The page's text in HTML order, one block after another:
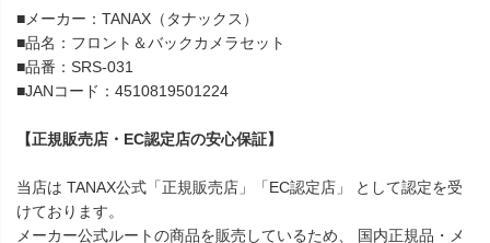
■メーカー：TANAX（タナックス）
■品名：フロント＆バックカメラセット
■品番：SRS-031
■JANコード：4510819501224
【正規販売店・EC認定店の安心保証】
当店は TANAX公式「正規販売店」「EC認定店」 として認定を受
けております。
メーカー公式ルートの商品を販売しているため、 国内正規品・メ